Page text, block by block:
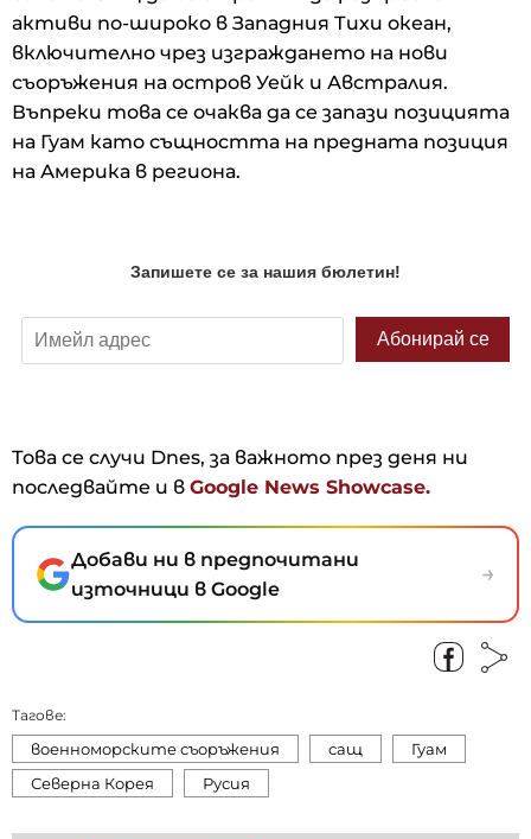
активи по-широко в Западния Тихи океан,
включително чрез изграждането на нови
съоръжения на остров Уейк и Австралия.
Въпреки това се очаква да се запази позицията
на Гуам като същността на предната позиция
на Америка в региона.
Това се случи Dnes, за важното през деня ни
последвайте и в Google News Showcase.
Добави ни в предпочитани
източници в Google
→
Тагове:
военноморските съоръжения сащ
Гуам
Северна Корея
Русия